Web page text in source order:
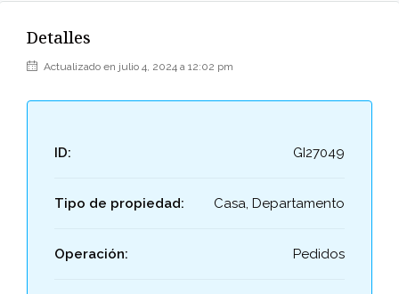
Detalles
Actualizado en julio 4, 2024 a 12:02 pm
ID: GI27049
Tipo de propiedad: Casa, Departamento
Operación: Pedidos